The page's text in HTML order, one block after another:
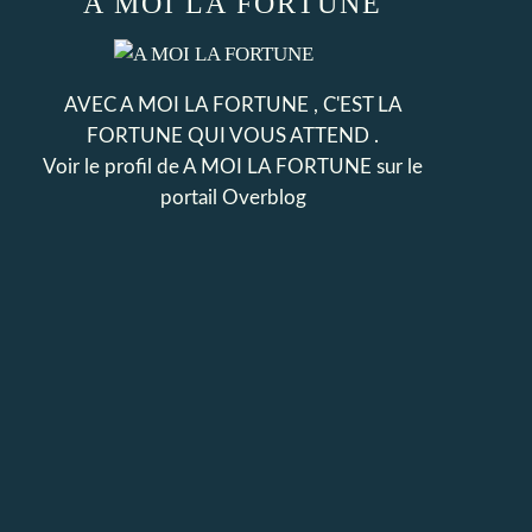
AVEC A MOI LA FORTUNE , C'EST LA
FORTUNE QUI VOUS ATTEND .
Voir le profil deA MOI LA FORTUNE sur le
portail Overblog